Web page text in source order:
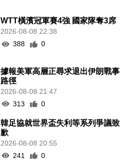
WTT橫濱冠軍賽4強 國家隊奪3席
2026-08-08 22:38
388
0
據報美軍高層正尋求退出伊朗戰事
路徑
2026-08-08 21:47
313
0
韓足協就世界盃失利等系列爭議致
歉
2026-08-08 20:55
241
0